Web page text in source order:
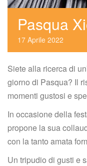
Pasqua
17 Aprile 2022
Siete alla ricerca di
giorno di Pasqua? Il
momenti gustosi e
In occasione della
propone la sua
con la tanto amata
Un tripudio di gusti e